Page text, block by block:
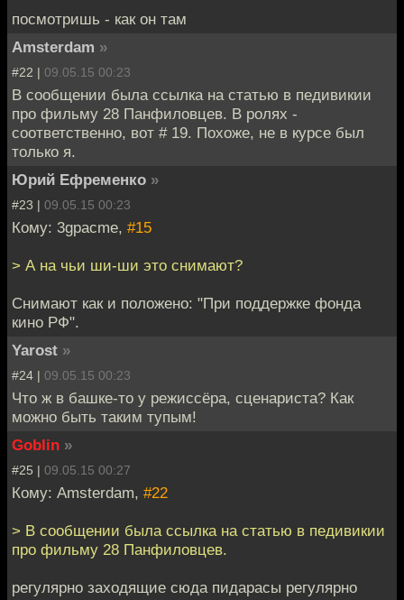
посмотришь - как он там
Amsterdam »
#22 | 09.05.15 00:23
В сообщении была ссылка на статью в педивикии
про фильму 28 Панфиловцев. В ролях -
соответственно, вот # 19. Похоже, не в курсе был
только я.
Юрий Ефременко »
#23 | 09.05.15 00:23
Кому: 3gpacme, #15
> А на чьи ши-ши это снимают?
Снимают как и положено: "При поддержке фонда
кино РФ".
Yarost »
#24 | 09.05.15 00:23
Что ж в башке-то у режиссёра, сценариста? Как
можно быть таким тупым!
Goblin »
#25 | 09.05.15 00:27
Кому: Amsterdam, #22
> В сообщении была ссылка на статью в педивикии
про фильму 28 Панфиловцев.
регулярно заходящие сюда пидарасы регулярно